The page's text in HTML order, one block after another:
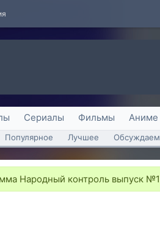
Сериалы Фильмы Аниме
Популярное Лучшее
Народный контроль выпуск